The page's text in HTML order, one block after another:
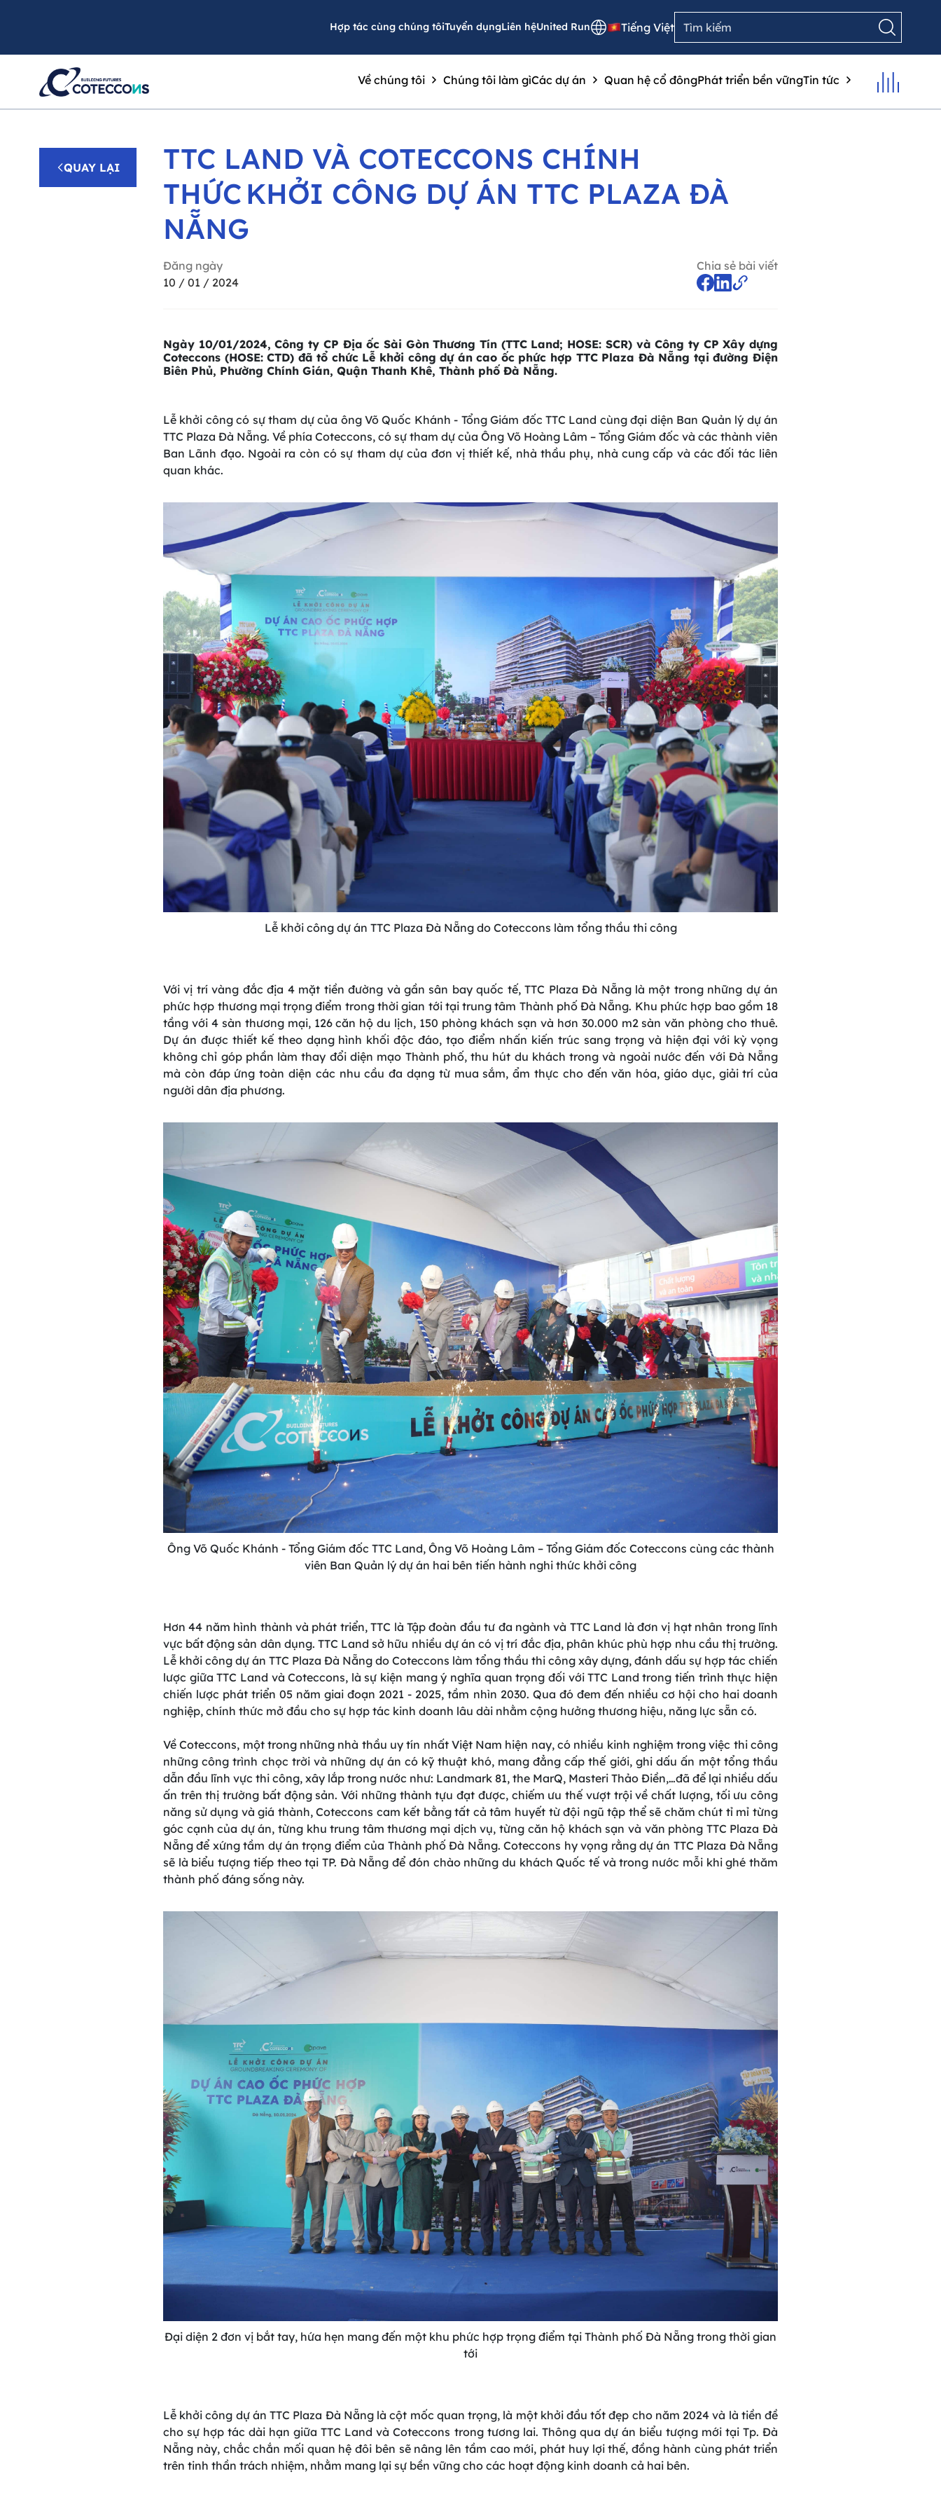
Hợp tác cùng chúng tôiTuyển dụngLiên hệUnited Run Tiếng Việt
Về chúng tôi Chúng tôi làm gìCác dự án Quan hệ cổ đôngPhát triển bền vữngTin tức
QUAY LẠI
TTC LAND VÀ COTECCONS CHÍNH
THỨC KHỞI CÔNG DỰ ÁN TTC PLAZA ĐÀ
NẴNG
Đăng ngày
10 / 01 / 2024
Chia sẻ bài viết
Ngày 10/01/2024, Công ty CP Địa ốc Sài Gòn Thương Tín (TTC Land; HOSE: SCR) và Công ty CP Xây dựng
Coteccons (HOSE: CTD) đã tổ chức Lễ khởi công dự án cao ốc phức hợp TTC Plaza Đà Nẵng tại đường Điện
Biên Phủ, Phường Chính Gián, Quận Thanh Khê, Thành phố Đà Nẵng.
Lễ khởi công có sự tham dự của ông Võ Quốc Khánh - Tổng Giám đốc TTC Land cùng đại diện Ban Quản lý dự án
TTC Plaza Đà Nẵng. Về phía Coteccons, có sự tham dự của Ông Võ Hoàng Lâm – Tổng Giám đốc và các thành viên
Ban Lãnh đạo. Ngoài ra còn có sự tham dự của đơn vị thiết kế, nhà thầu phụ, nhà cung cấp và các đối tác liên
quan khác.
Lễ khởi công dự án TTC Plaza Đà Nẵng do Coteccons làm tổng thầu thi công
Với vị trí vàng đắc địa 4 mặt tiền đường và gần sân bayquốc tế,TTC PlazaĐà Nẵng là một trong những dự án
phức hợp thương mại trọng điểm trong thời gian tới tại trung tâm Thành phố Đà Nẵng. Khu phức hợp bao gồm 18
tầng với4 sàn thương mại, 126căn hộ du lịch, 150 phòng khách sạn và hơn 30.000 m2sàn văn phòng cho thuê.
Dự án được thiết kế theo dạng hình khối độc đáo,tạo điểm nhấn kiến trúc sang trọng và hiện đại với kỳ vọng
không chỉ góp phần làm thay đổi diện mạo Thành phố,thu hút du khách trong và ngoài nước đến với Đà Nẵng
mà còn đáp ứng toàn diện các nhu cầu đa dạng từ mua sắm,ẩm thực cho đến văn hóa, giáo dục, giải trí của
người dân địa phương.
Ông Võ Quốc Khánh - Tổng Giám đốc TTC Land, Ông Võ Hoàng Lâm – Tổng Giám đốc Coteccons cùng các thành
viên Ban Quản lý dự án hai bên tiến hành nghi thức khởi công
Hơn 44 năm hình thành và phát triển, TTC là Tập đoàn đầu tư đa ngành và TTC Land là đơn vị hạt nhân trong lĩnh
vực bất động sản dân dụng. TTC Land sở hữu nhiều dự án có vị trí đắc địa, phân khúc phù hợp nhu cầu thị trường.
Lễ khởi công dự án TTC Plaza Đà Nẵng do Coteccons làm tổng thầu thi công xây dựng, đánh dấu sự hợp tác chiến
lược giữa TTC Land và Coteccons, là sự kiện mang ý nghĩa quan trọng đối với TTC Land trong tiến trình thực hiện
chiến lược phát triển 05 năm giai đoạn 2021 - 2025, tầm nhìn 2030. Qua đó đem đến nhiều cơ hội cho hai doanh
nghiệp, chính thức mở đầu cho sự hợp tác kinh doanh lâu dài nhằm cộng hưởng thương hiệu, năng lực sẵn có.
Về Coteccons, một trong những nhà thầu uy tín nhất Việt Nam hiện nay, có nhiều kinh nghiệm trong việc thi công
những công trình chọc trời và những dự án có kỹ thuật khó, mang đẳng cấp thế giới, ghi dấu ấn một tổng thầu
dẫn đầu lĩnh vực thi công, xây lắp trong nước như: Landmark 81, the MarQ, Masteri Thảo Điền,…đã để lại nhiều dấu
ấn trên thị trường bất động sản. Với những thành tựu đạt được, chiếm ưu thế vượt trội về chất lượng, tối ưu công
năng sử dụng và giá thành, Coteccons cam kết bằng tất cả tâm huyết từ đội ngũ tập thể sẽ chăm chút tỉ mỉ từng
góc cạnh của dự án, từng khu trung tâm thương mại dịch vụ, từng căn hộ khách sạn và văn phòng TTC Plaza Đà
Nẵng để xứng tầm dự án trọng điểm của Thành phố Đà Nẵng. Coteccons hy vọng rằng dự án TTC Plaza Đà Nẵng
sẽ là biểu tượng tiếp theo tại TP. Đà Nẵng để đón chào những du khách Quốc tế và trong nước mỗi khi ghé thăm
thành phố đáng sống này.
Đại diện 2 đơn vị bắt tay, hứa hẹn mang đến một khu phức hợp trọng điểm tại Thành phố Đà Nẵng trong thời gian
tới
Lễ khởi công dự án TTC Plaza Đà Nẵng là cột mốc quan trọng, là một khởiđầu tốtđẹp cho năm 2024và là tiền đề
cho sự hợptác dài hạn giữa TTC Landvà Coteccons trong tươnglai. Thông qua dự án biểu tượng mới tạiTp.Đà
Nẵng này, chắc chắn mối quan hệđôi bên sẽ nâng lên tầm cao mới, phát huy lợithế,đồng hành cùng phát triển
trên tinh thần trách nhiệm, nhằm mang lại sự bền vững cho các hoạt động kinh doanh cả hai bên.